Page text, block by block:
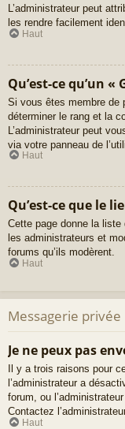
L’administrateur peut
les rendre facilement
Haut
Qu’est-ce qu’un
Si vous êtes membre de
déterminer le rang et la
L’administrateur peut
via votre panneau de
Haut
Qu’est-ce que le
Cette page donne la liste
les administrateurs et
forums qu’ils modèrent.
Haut
Messagerie privée
Je ne peux pas
Il y a trois raisons pour
l’administrateur a
forum, ou
Contactez
Haut